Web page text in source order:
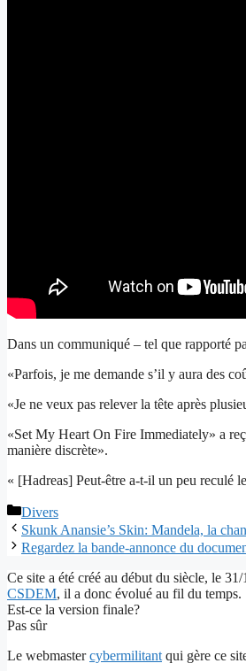
Dans un communiqué – tel que rapporté
«Parfois, je me demande s’il y aura des
«Je ne veux pas relever la tête après
«Set My Heart On Fire Immediately» a
manière discrète».
« [Hadreas] Peut-être a-t-il un peu reculé
Catégories
Divers
Skunk Anansie’s Skin: Mandela, la
Regardez la bande-annonce du
Ce site a été créé au début du siècle, le
CSDEM, il a donc évolué au fil du temps.
Est-ce la version finale?
Pas sûr
Le webmastercybermilitant qui gère ce